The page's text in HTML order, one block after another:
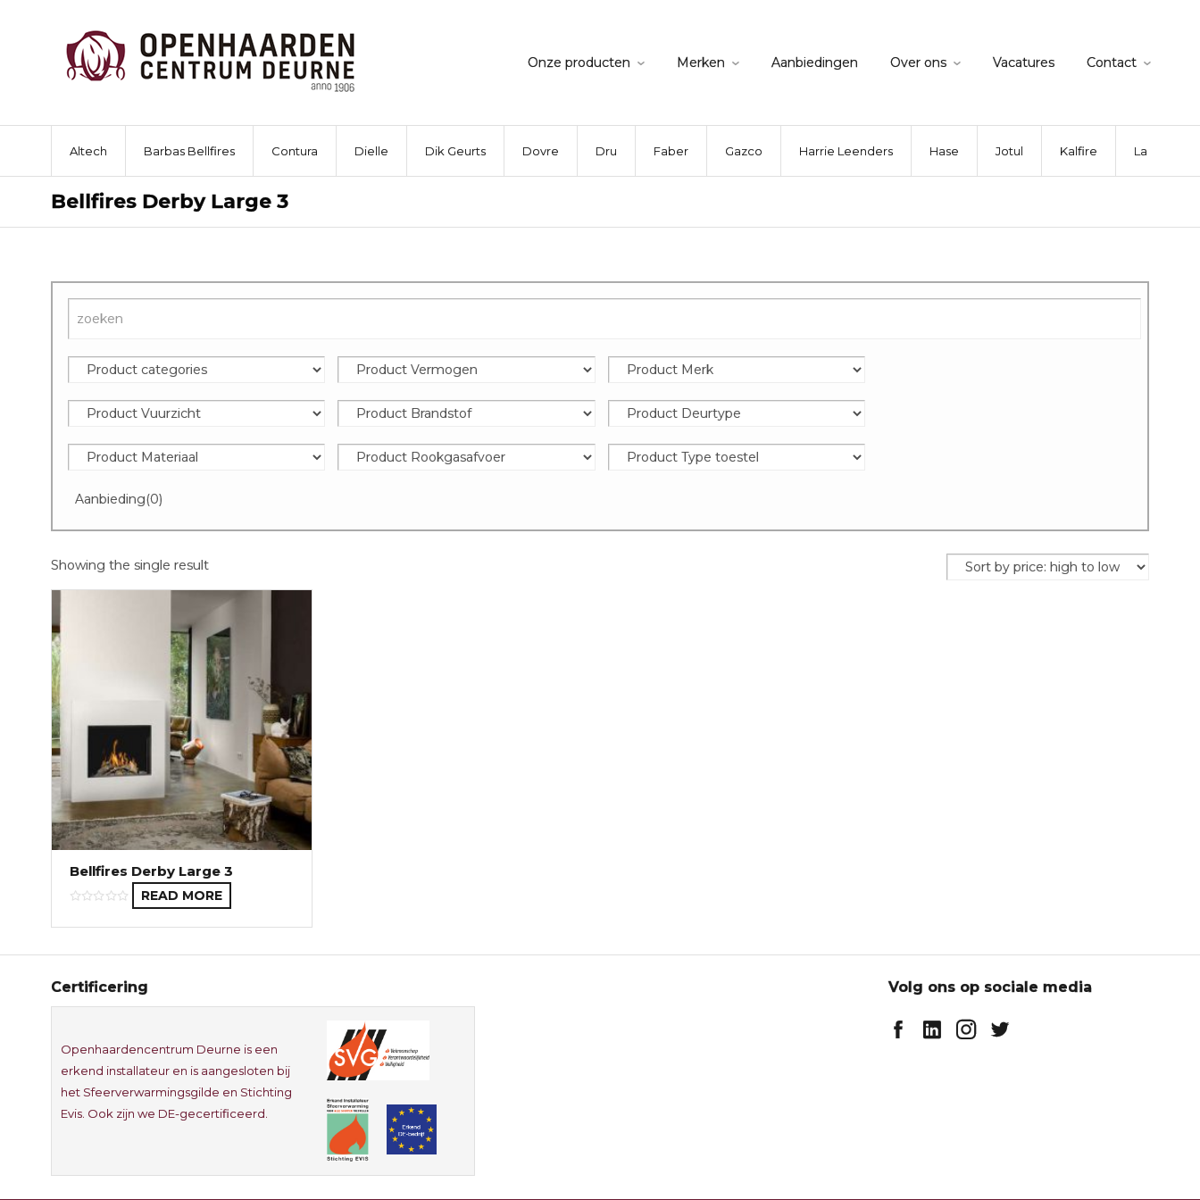
Onze producten Merken Aanbiedingen Over ons Vacatures Contact
Altech Barbas Bellfires Contura Dielle Dik Geurts Dovre Dru Faber Gazco Harrie Leenders Hase Jotul Kalfire La
Bellfires Derby Large 3
Aanbieding(0)
Showing the single result
Bellfires Derby Large 3
READ MORE
Certificering
Openhaardencentrum Deurne is een
erkend installateur en is aangesloten bij
het Sfeerverwarmingsgilde en Stichting
Evis. Ook zijn we DE-gecertificeerd.
Volg ons op sociale media